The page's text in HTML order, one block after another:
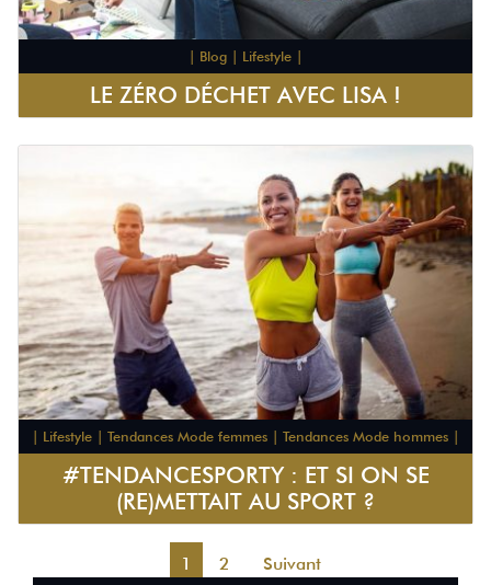
| Blog | Lifestyle |
LE ZÉRO DÉCHET AVEC LISA !
| Lifestyle | Tendances Mode femmes | Tendances Mode hommes |
#TENDANCESPORTY : ET SI ON SE
(RE)METTAIT AU SPORT ?
1 2 Suivant